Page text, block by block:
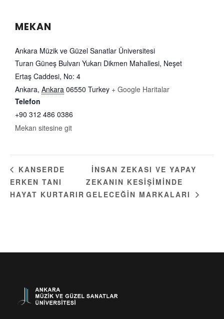
MEKAN
Ankara Müzik ve Güzel Sanatlar Üniversitesi
Turan Güneş Bulvarı Yukarı Dikmen Mahallesi, Neşet
Ertaş Caddesi, No: 4
Ankara, Ankara 06550 Turkey + Google Haritalar
Telefon
+90 312 486 0386
Mekan sitesine git
KANSERDE
ERKEN TANI
HAYAT KURTARIR
İNSAN ZEKASI VE YAPAY
ZEKANIN KESIŞIMINDE
GELECEĞIN MARKALARI